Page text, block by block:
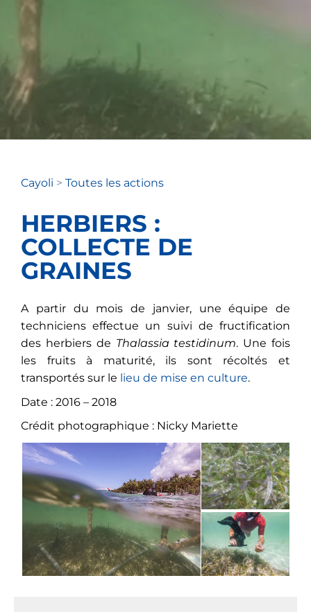
Cayoli > Toutes les actions
HERBIERS :
COLLECTE DE
GRAINES
A partir du mois de janvier, une équipe de
techniciens effectue un suivi de fructification
des herbiers de Thalassia testidinum. Une fois
les fruits à maturité, ils sont récoltés et
transportés sur le lieu de mise en culture.
Date : 2016 – 2018
Crédit photographique : Nicky Mariette